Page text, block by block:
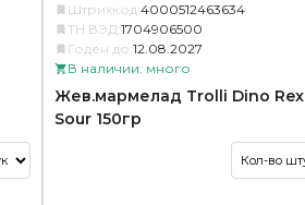
Штрихкод: 4000512463634
ТН ВЭД: 1704906500
Годен до: 12.08.2027
В наличии: много
Жев.мармелад Trolli Dino Rex
Sour 150гр